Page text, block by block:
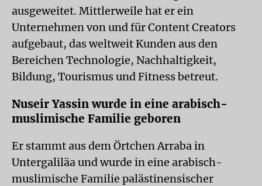
ausgeweitet. Mittlerweile hat er ein
Unternehmen von und für Content Creators
aufgebaut, das weltweit Kunden aus den
Bereichen Technologie, Nachhaltigkeit,
Bildung, Tourismus und Fitness betreut.
Nuseir Yassin wurde in eine arabisch-
muslimische Familie geboren
Er stammt aus dem Örtchen Arraba in
Untergaliläa und wurde in eine arabisch-
muslimische Familie palästinensischer